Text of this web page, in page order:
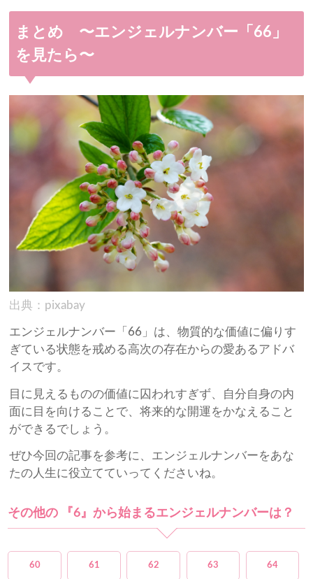
まとめ 〜エンジェルナンバー「66」
を見たら〜
出典：pixabay
エンジェルナンバー「66」は、物質的な価値に偏りす
ぎている状態を戒める高次の存在からの愛あるアドバ
イスです。
目に見えるものの価値に囚われすぎず、自分自身の内
面に目を向けることで、将来的な開運をかなえること
ができるでしょう。
ぜひ今回の記事を参考に、エンジェルナンバーをあな
たの人生に役立てていってくださいね。
その他の 『6』から始まるエンジェルナンバーは？
60 61 62 63 64